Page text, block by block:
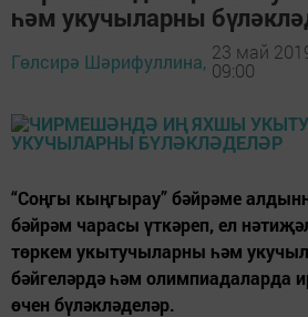
һәм укучыларны
Гөлсирә Шәрифуллина, 23 май
09:00
“Соңгы кыңгырау” бәйрәме
бәйрәм чарасы үткәреп, ел
төркем укытучыларны һәм
бәйгеләрдә һәм олимпиадаларда
өчен бүләкләделәр.